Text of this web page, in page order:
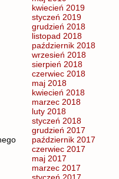
kwiecień 2019
styczeń 2019
grudzień 2018
listopad 2018
październik 2018
wrzesień 2018
sierpień 2018
czerwiec 2018
maj 2018
kwiecień 2018
marzec 2018
luty 2018
styczeń 2018
grudzień 2017
październik 2017
czerwiec 2017
maj 2017
marzec 2017